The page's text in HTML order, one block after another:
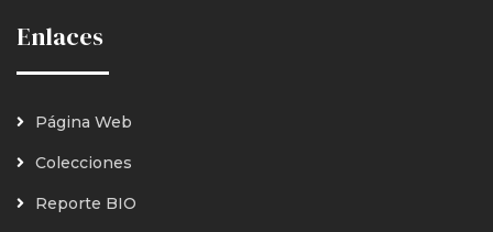
Enlaces
Página Web
Colecciones
Reporte BIO